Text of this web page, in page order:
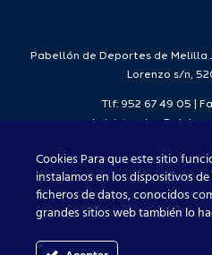
Pabellón de Deportes de Melilla
Lorenzo s/n,
Tlf: 952 67 49 05 |
Club Melilla
Cookies Para que este sitio
instalamos en los dispositivos
ficheros de datos, conocidos
grandes sitios web también lo